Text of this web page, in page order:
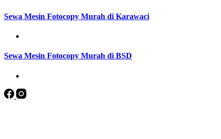
Sewa Mesin Fotocopy Murah di Karawaci
Sewa Mesin Fotocopy Murah di BSD